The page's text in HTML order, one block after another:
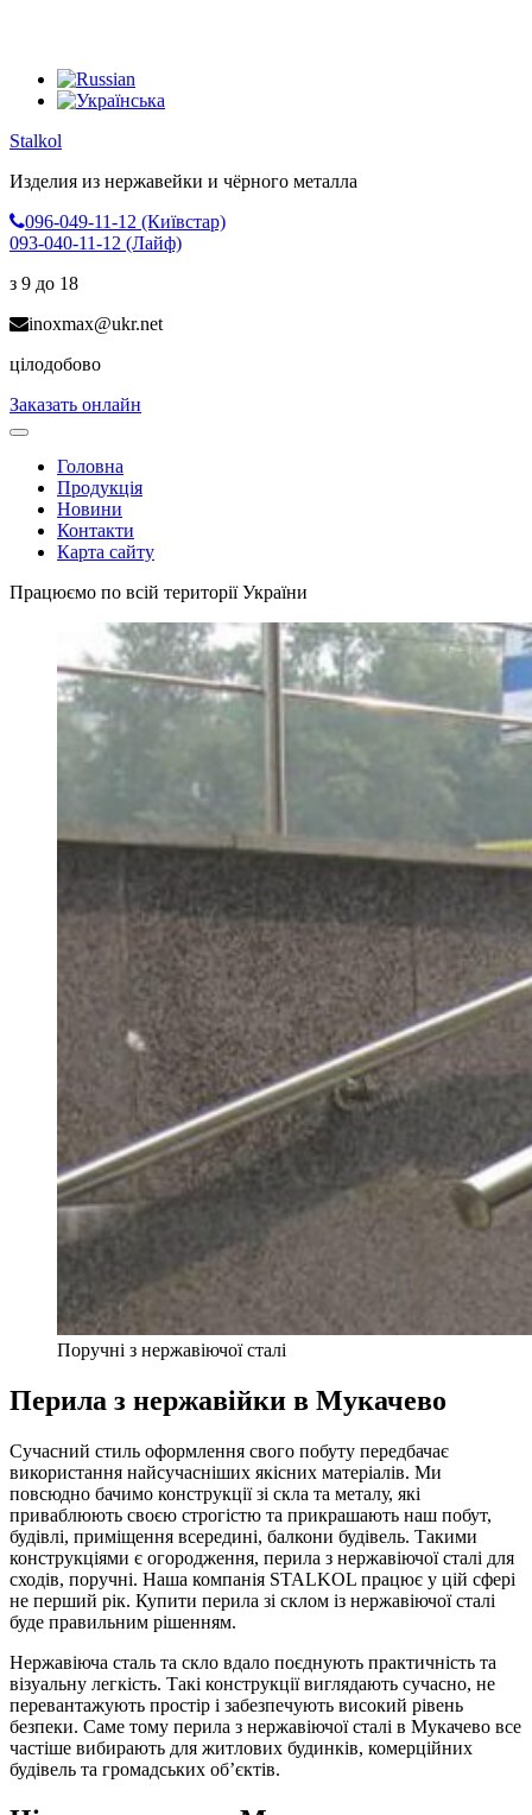
Stalkol
Изделия из нержавейки и чёрного металла
096-049-11-12 (Київстар)
093-040-11-12 (Лайф)
з 9 до 18
inoxmax@ukr.net
цілодобово
Заказать онлайн
Toggle
navigationГоловна
Продукція
Новини
Контакти
Карта сайту
Працюємо по всій території України
Поручні з нержавіючої сталі
Перила з нержавійки в Мукачево
Сучасний стиль оформлення свого побуту передбачає
використання найсучасніших якісних матеріалів. Ми
повсюдно бачимо конструкції зі скла та металу, які
приваблюють своєю строгістю та прикрашають наш побут,
будівлі, приміщення всередині, балкони будівель. Такими
конструкціями є огородження, перила з нержавіючої сталі для
сходів, поручні. Наша компанія STALKOL працює у цій сфері
не перший рік. Купити перила зі склом із нержавіючої сталі
буде правильним рішенням.
Нержавіюча сталь та скло вдало поєднують практичність та
візуальну легкість. Такі конструкції виглядають сучасно, не
перевантажують простір і забезпечують високий рівень
безпеки. Саме тому перила з нержавіючої сталі в Мукачево все
частіше вибирають для житлових будинків, комерційних
будівель та громадських об’єктів.